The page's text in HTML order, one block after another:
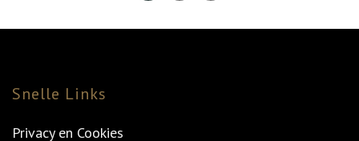
Snelle Links
Privacy en Cookies